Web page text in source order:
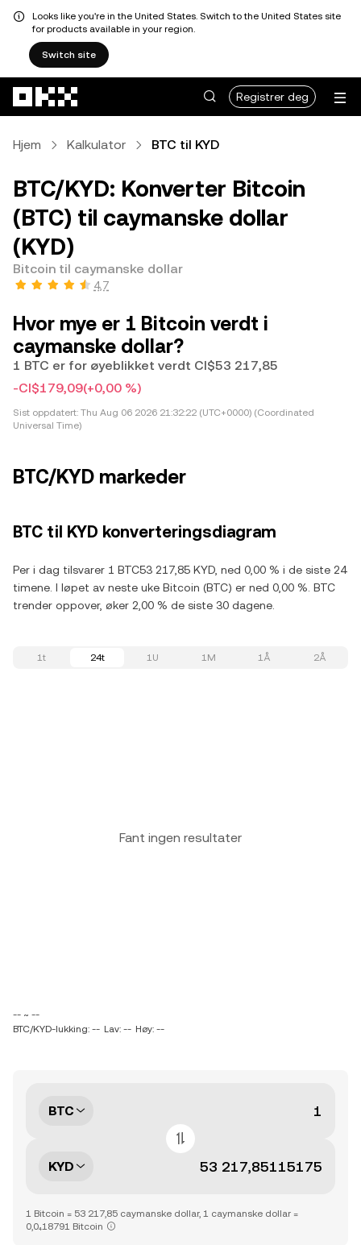
Looks like you're in the United States. Switch to the United States site
for products available in your region.
Switch site
Registrer deg
Hjem Kalkulator BTC til KYD
BTC/KYD: Konverter Bitcoin
(BTC) til caymanske dollar
(KYD)
Bitcoin til caymanske dollar
4,7
Hvor mye er 1 Bitcoin verdt i
caymanske dollar?
1 BTC er for øyeblikket verdt CI$53 217,85
-CI$179,09(+0,00 %)
Sist oppdatert: Thu Aug 06 2026 21:32:22 (UTC+0000) (Coordinated
Universal Time)
BTC/KYD markeder
BTC til KYD konverteringsdiagram
Per i dag tilsvarer 1 BTC53 217,85 KYD, ned 0,00 % i de siste 24
timene. I løpet av neste uke Bitcoin (BTC) er ned 0,00 %. BTC
trender oppover, øker 2,00 % de siste 30 dagene.
1t 24t 1U 1M 1Å 2Å
Fant ingen resultater
-- ~ --
BTC/KYD-lukking: -- Lav: -- Høy: --
BTC
KYD
1 Bitcoin = 53 217,85 caymanske dollar, 1 caymanske dollar =
0,0₄18791 Bitcoin